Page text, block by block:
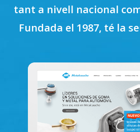
tant a nivell nacional
Fundada el 1987, té la